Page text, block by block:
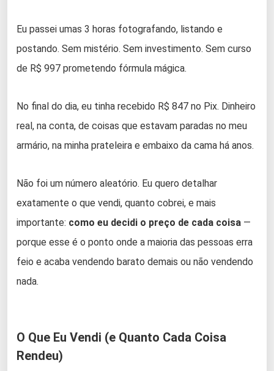
Eu passei umas 3 horas fotografando, listando e
postando. Sem mistério. Sem investimento. Sem curso
de R$ 997 prometendo fórmula mágica.
No final do dia, eu tinha recebido R$ 847 no Pix. Dinheiro
real, na conta, de coisas que estavam paradas no meu
armário, na minha prateleira e embaixo da cama há anos.
Não foi um número aleatório. Eu quero detalhar
exatamente o que vendi, quanto cobrei, e mais
importante: como eu decidi o preço de cada coisa —
porque esse é o ponto onde a maioria das pessoas erra
feio e acaba vendendo barato demais ou não vendendo
nada.
O Que Eu Vendi (e Quanto Cada Coisa
Rendeu)